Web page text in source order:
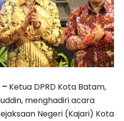
– Ketua DPRD Kota Batam,
menghadiri acara
Negeri (Kajari) Kota